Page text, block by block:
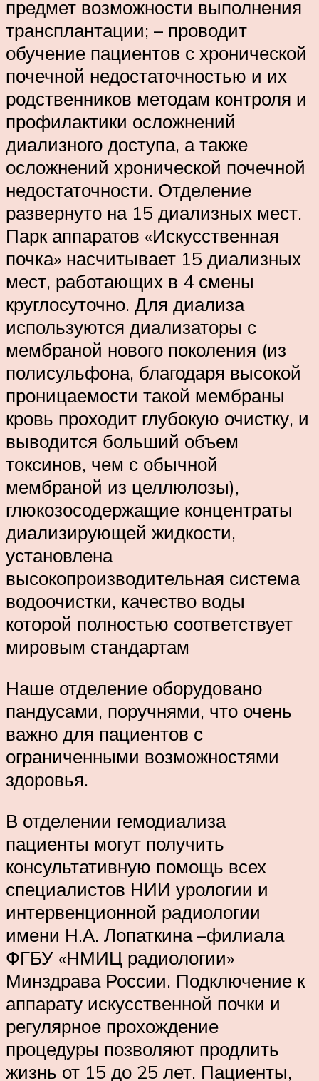
предмет возможности выполнения
трансплантации; – проводит
обучение пациентов с хронической
почечной недостаточностью и их
родственников методам контроля и
профилактики осложнений
диализного доступа, а также
осложнений хронической почечной
недостаточности. Отделение
развернуто на 15 ди­ализных мест.
Парк аппаратов «Искусственная
почка» насчитывает 15 диализных
мест, работающих в 4 смены
круглосуточно. Для диализа
используются диализаторы с
мембраной нового поколения (из
полисульфона, благодаря высокой
проницаемости такой мембраны
кровь проходит глубокую очистку, и
выводится больший объем
токсинов, чем с обычной
мембраной из целлюлозы),
глюкозосодержащие концентраты
диализирующей жидкости,
установлена
высокопроизводительная система
водоочистки, качество воды
которой полностью соответствует
мировым стандартам
Наше отделение оборудовано
пандусами, поручнями, что очень
важно для пациентов с
ограниченными возможностями
здоровья.
В отделении гемодиализа
пациенты могут получить
консультативную помощь всех
специалистов НИИ урологии и
интервенционной радиологии
имени Н.А. Лопаткина –филиала
ФГБУ «НМИЦ радиологии»
Минздрава России. Подключение к
аппарату искусственной почки и
регулярное прохождение
процедуры позволяют продлить
жизнь от 15 до 25 лет. Пациенты,